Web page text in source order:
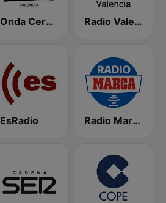
Onda Cero Valencia Radio Valencia SER
EsRadio Radio Marca Nacional